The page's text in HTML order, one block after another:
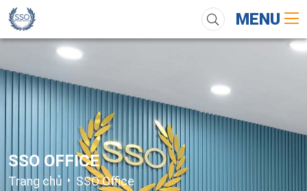
MENU
SSO OFFICE
Trang chủ SSO Office